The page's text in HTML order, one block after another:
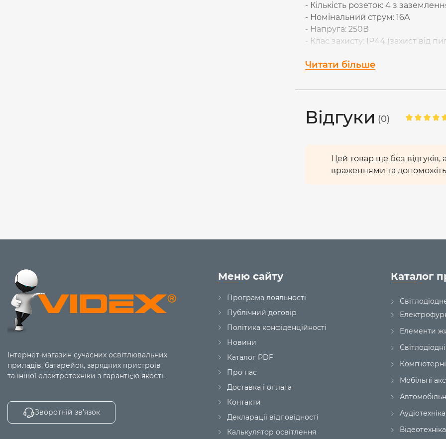
- Кількість розеток: 4 з
- Номінальний струм: 16A
- Напруга: 250В
- Клас захисту: IP44 (захист від
Колодка оснащена захисними
транспортування та
Читати більше
Відгуки (0)
Цей товар ще без
враженнями та
Інтернет-магазин сучасних освітлювальних
приладів, батарейок, зарядних пристроїв
та іншої електротехніки з гарантією якості.
Зворотній зв’язок
Меню сайту
Програма лояльності
Публічний договір
Політика конфіденційності
Новини
Каталог PDF
Про нас
Доставка і оплата
Контакти
Декларації відповідності
Калькулятор освітлення
Каталог
Елементи
Мобільні
Аудіотехніка
Відеотехніка